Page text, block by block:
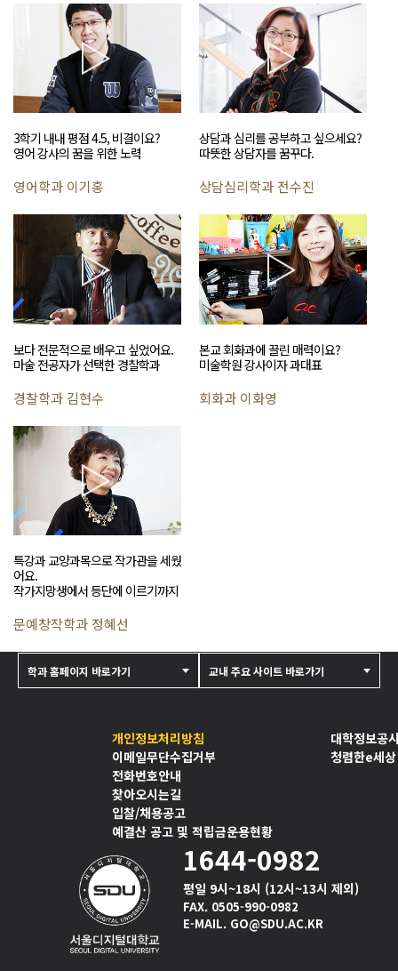
3학기 내내 평점 4.5, 비결이요?
영어 강사의 꿈을 위한 노력
영어학과 이기홍
상담과 심리를 공부하고 싶으세요?
따뜻한 상담자를 꿈꾸다.
상담심리학과 전수진
보다 전문적으로 배우고 싶었어요.
마술 전공자가 선택한 경찰학과
경찰학과 김현수
본교 회화과에 끌린 매력이요?
미술학원 강사이자 과대표
회화과 이화영
특강과 교양과목으로 작가관을 세웠
어요.
작가지망생에서 등단에 이르기까지
문예창작학과 정혜선
개인정보처리방침
이메일무단수집거부
전화번호안내
찾아오시는길
입찰/채용공고
예결산 공고 및 적립금운용현황
대학정보공
청렴한e세상
1644-0982
평일 9시~18시 (12시~13시 제외)
FAX. 0505-990-0982
E-MAIL. GO@SDU.AC.KR
학과 홈페이지 바로가기 교내 주요 사이트 바로가기